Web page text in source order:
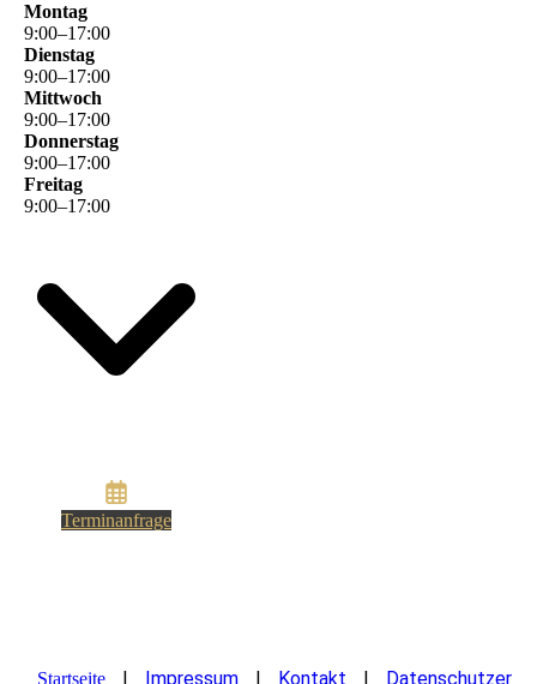
Montag
9:00–17:00
Dienstag
9:00–17:00
Mittwoch
9:00–17:00
Donnerstag
9:00–17:00
Freitag
9:00–17:00
Terminanfrage
Startseite | Impressum | Kontakt | Datenschutzer